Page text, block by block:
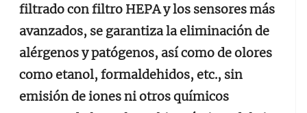
filtrado con filtro HEPA y los sensores más
avanzados, se garantiza la eliminación de
alérgenos y patógenos, así como de olores
como etanol, formaldehidos, etc., sin
emisión de iones ni otros químicos